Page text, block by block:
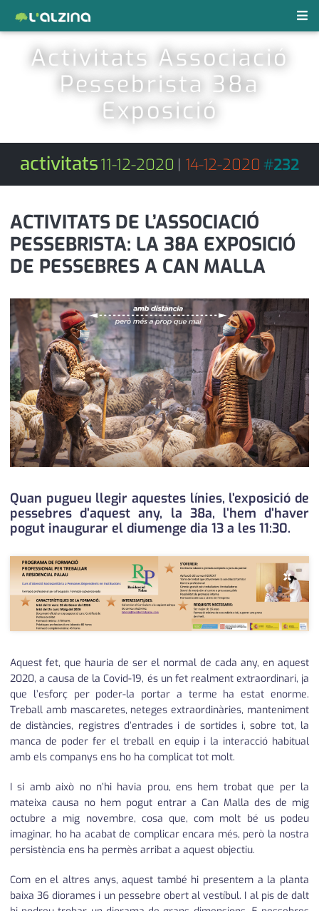
notícies
últimes notícies
activitats
agenda
empresa
entrevista
esports
medi ambient
opinió
política
promo serveis
reportatge
serveis
successos
urbanisme
revistes pdf
subscripció
contacte
farmàcies
telèfons
calendari
Activitats Associació
Pessebrista 38a
Exposició
activitats11-12-2020 | 14-12-2020 #232
ACTIVITATS DE L’ASSOCIACIÓ
PESSEBRISTA: LA 38A EXPOSICIÓ
DE PESSEBRES A CAN MALLA
Quan pugueu llegir aquestes línies, l’exposició de
pessebres d’aquest any, la 38a, l’hem d’haver
pogut inaugurar el diumenge dia 13 a les 11:30.
×
Aquest fet, que hauria de ser el normal de cada any, en aquest
2020, a causa de la Covid-19, és un fet realment extraordinari, ja
que l’esforç per poder-la portar a terme ha estat enorme.
Treball amb mascaretes, neteges extraordinàries, manteniment
de distàncies, registres d’entrades i de sortides i, sobre tot, la
manca de poder fer el treball en equip i la interacció habitual
amb els companys ens ho ha complicat tot molt.
I si amb això no n’hi havia prou, ens hem trobat que per la
mateixa causa no hem pogut entrar a Can Malla des de mig
octubre a mig novembre, cosa que, com molt bé us podeu
imaginar, ho ha acabat de complicar encara més, però la nostra
persistència ens ha permès arribat a aquest objectiu.
Com en el altres anys, aquest també hi presentem a la planta
baixa 36 diorames i un pessebre obert al vestíbul. I al pis de dalt